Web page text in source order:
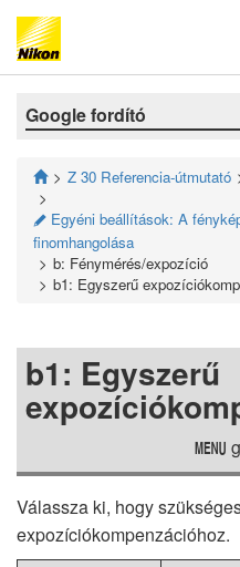
Google fordító
Z 30 Referencia-útmutató
A Egyéni beállítások: A
finomhangolása
b: Fénymérés/expozíció
b1: Egyszerű
b1: Egyszerű
G
Válassza ki, hogy
expozíciókompenzációhoz.